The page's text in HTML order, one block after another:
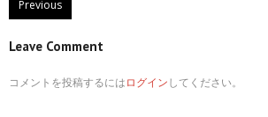
Previous
Leave Comment
コメントを投稿するにはログインしてください。